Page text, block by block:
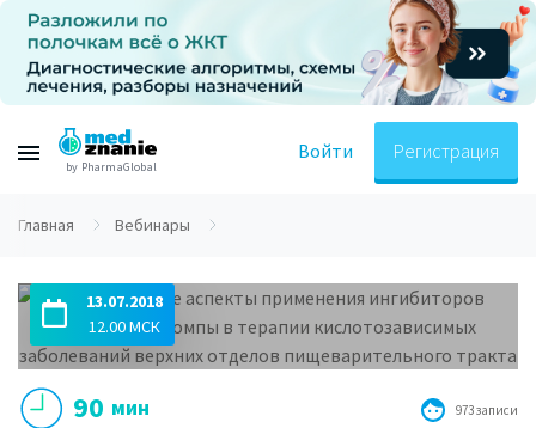
by PharmaGlobal
Войти Регистрация
Главная Вебинары
13.07.2018
12.00 МСК
90 мин 973 записи